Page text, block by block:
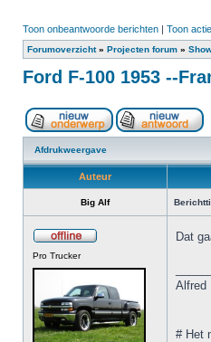
Toon onbeantwoorde berichten | Toon
Forumoverzicht» Projecten forum »
Ford F-100 1953 --
Afdrukweergave
Auteur
Big Alf
Pro Trucker
Dat
Alfred
# Het